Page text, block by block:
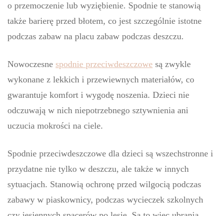
o przemoczenie lub wyziębienie. Spodnie te stanowią
także barierę przed błotem, co jest szczególnie istotne
podczas zabaw na placu zabaw podczas deszczu.
Nowoczesne spodnie przeciwdeszczowe są zwykle
wykonane z lekkich i przewiewnych materiałów, co
gwarantuje komfort i wygodę noszenia. Dzieci nie
odczuwają w nich niepotrzebnego sztywnienia ani
uczucia mokrości na ciele.
Spodnie przeciwdeszczowe dla dzieci są wszechstronne i
przydatne nie tylko w deszczu, ale także w innych
sytuacjach. Stanowią ochronę przed wilgocią podczas
zabawy w piaskownicy, podczas wycieczek szkolnych